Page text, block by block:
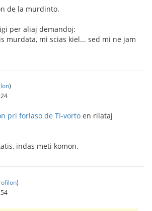
de la murdinto.
per aliaj demandoj:
murdata, mi scias kiel... sed mi ne jam
)
pri forlaso de TI-vorto en rilataj
indas meti komon.
)